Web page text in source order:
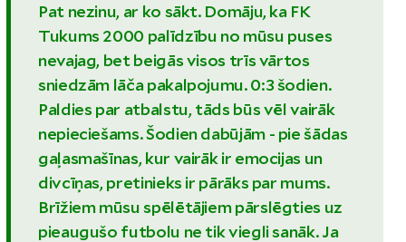
Pat nezinu, ar ko sākt. Domāju, ka FK
Tukums 2000 palīdzību no mūsu puses
nevajag, bet beigās visos trīs vārtos
sniedzām lāča pakalpojumu. 0:3 šodien.
Paldies par atbalstu, tāds būs vēl vairāk
nepieciešams. Šodien dabūjām - pie šādas
gaļasmašīnas, kur vairāk ir emocijas un
divcīņas, pretinieks ir pārāks par mums.
Brīžiem mūsu spēlētājiem pārslēgties uz
pieaugušo futbolu ne tik viegli sanāk. Ja